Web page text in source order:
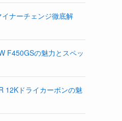
ナーチェンジ徹底解
F450GSの魅力とスペッ
12Kドライカーボンの魅